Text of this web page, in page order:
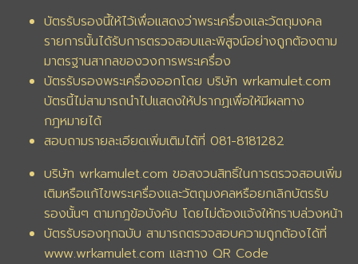
บัตรรับรองนี้ให้ไว้เพื่อแสดงว่าพระเครื่องและวัตถุมงคล
รายการนั้นได้รับการตรวจสอบและพิสูจน์อย่างถูกต้องตาม
มาตรฐานสากลของวงการพระเครื่อง
บัตรรับรองพระเครื่องออกโดย บริษัท wrkamulet.com
บัตรนี้ไม่สามารถนำไปแสดงให้ปรากฏเพื่อให้มีผลทาง
กฎหมายได้
สอบถามรายละเอียดเพิ่มเติมได้ที่ 081-8181282
บริษัท wrkamulet.com ขอสงวนสิทธิ์ในการตรวจสอบเพิ่ม
เติมหรือแก้ไขพระเครื่องและวัตถุมงคลหรือยกเลิกบัตรรับ
รองนั้นๆ ตามกฎข้อบังคับ โดยไม่ต้องแจ้งให้ทราบล่วงหน้า
บัตรรับรองทุกฉบับ สามารถตรวจสอบความถูกต้องได้ที่
www.wrkamulet.com และทาง QR Code